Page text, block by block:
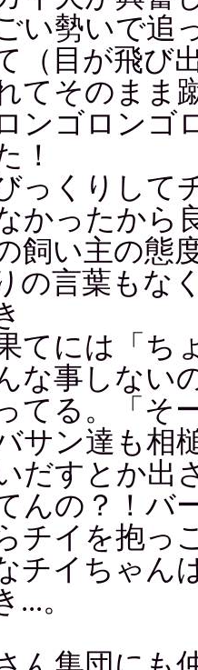
い勢いで追
（目が飛び
てそのまま
ンゴロンゴ
！
っくりして
かったから
飼い主の態
の言葉もな
てには「ち
な事しない
てる。「そ
サン達も相
だすとか出
んの？！バ
チイを抱っ
チイちゃん
...。